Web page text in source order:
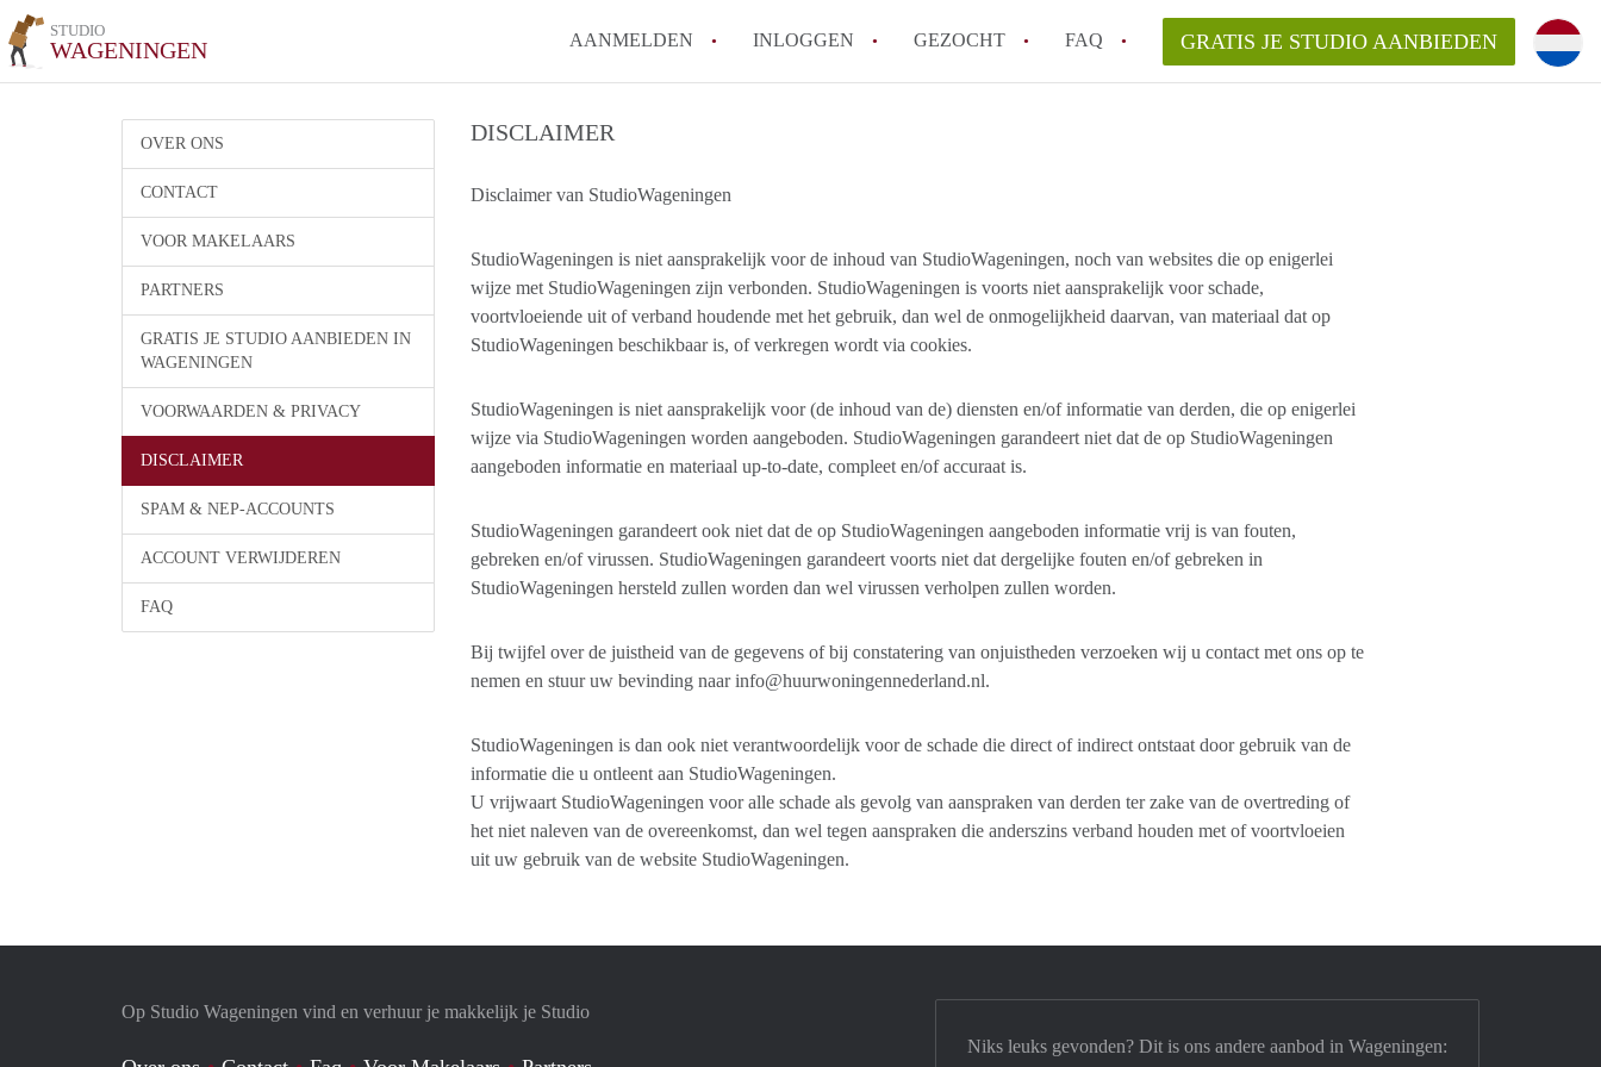
STUDIO
WAGENINGEN AANMELDEN INLOGGEN GEZOCHT FAQ
Berekent StudioWageningen makelaarsvergoeding/bemiddelingsvergoeding?
Alle veelgestelde vragen
GRATIS JE STUDIO AANBIEDEN
OVER ONS
CONTACT
VOOR MAKELAARS
PARTNERS
GRATIS JE STUDIO AANBIEDEN IN
WAGENINGEN
VOORWAARDEN & PRIVACY
DISCLAIMER
SPAM & NEP-ACCOUNTS
ACCOUNT VERWIJDEREN
FAQ
DISCLAIMER
Disclaimer van StudioWageningen
StudioWageningen is niet aansprakelijk voor de inhoud van StudioWageningen, noch van websites die op enigerlei
wijze met StudioWageningen zijn verbonden. StudioWageningen is voorts niet aansprakelijk voor schade,
voortvloeiende uit of verband houdende met het gebruik, dan wel de onmogelijkheid daarvan, van materiaal dat op
StudioWageningen beschikbaar is, of verkregen wordt via cookies.
StudioWageningen is niet aansprakelijk voor (de inhoud van de) diensten en/of informatie van derden, die op enigerlei
wijze via StudioWageningen worden aangeboden. StudioWageningen garandeert niet dat de op StudioWageningen
aangeboden informatie en materiaal up-to-date, compleet en/of accuraat is.
StudioWageningen garandeert ook niet dat de op StudioWageningen aangeboden informatie vrij is van fouten,
gebreken en/of virussen. StudioWageningen garandeert voorts niet dat dergelijke fouten en/of gebreken in
StudioWageningen hersteld zullen worden dan wel virussen verholpen zullen worden.
Bij twijfel over de juistheid van de gegevens of bij constatering van onjuistheden verzoeken wij u contact met ons op te
nemen en stuur uw bevinding naar info@huurwoningennederland.nl.
StudioWageningen is dan ook niet verantwoordelijk voor de schade die direct of indirect ontstaat door gebruik van de
informatie die u ontleent aan StudioWageningen.
U vrijwaart StudioWageningen voor alle schade als gevolg van aanspraken van derden ter zake van de overtreding of
het niet naleven van de overeenkomst, dan wel tegen aanspraken die anderszins verband houden met of voortvloeien
uit uw gebruik van de website StudioWageningen.
Op Studio Wageningen vind en verhuur je makkelijk je Studio
Niks leuks gevonden? Dit is ons andere aanbod in Wageningen: